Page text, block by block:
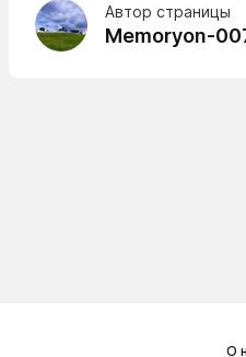
Автор страницы
Memoryon-
О